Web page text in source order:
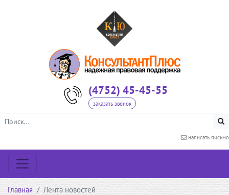
(4752) 45-45-55
заказать звонок
написать письмо
Главная Лента новостей